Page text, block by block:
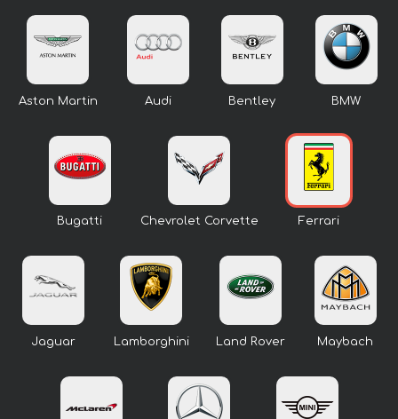
Aston Martin Audi Bentley BMW
Bugatti Chevrolet Corvette Ferrari
Jaguar Lamborghini Land Rover Maybach